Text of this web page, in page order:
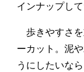
インナップして
歩きやすさを
ーカット。泥
うにしたいな